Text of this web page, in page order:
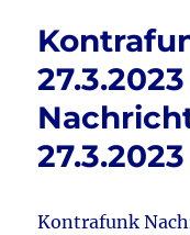
o
o
k
&
vom
8.8.2023
–
Kontrafunk